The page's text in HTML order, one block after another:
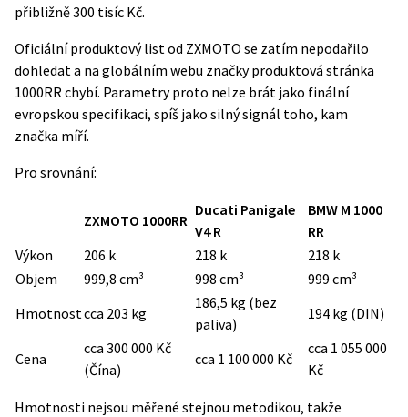
přibližně 300 tisíc Kč.
Oficiální produktový list od ZXMOTO se zatím nepodařilo
dohledat a na globálním webu značkyproduktová stránka
1000RR chybí. Parametry proto nelze brát jako finální
evropskou specifikaci, spíš jako silný signál toho, kam
značka míří.
Pro srovnání:
ZXMOTO 1000RR
Ducati Panigale
V4 R
BMW M 1000
RR
Výkon
206 k 218 k
218 k
Objem
999,8 cm³ 998 cm³
999 cm³
Hmotnostcca 203 kg
186,5 kg (bez
paliva)
194 kg (DIN)
Cena
cca 300 000 Kč
(Čína)
cca 1 100 000 Kč
cca 1 055 000
Kč
Hmotnosti nejsou měřené stejnou metodikou, takže